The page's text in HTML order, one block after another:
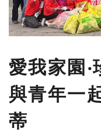
愛我家園
與青年一
蒂